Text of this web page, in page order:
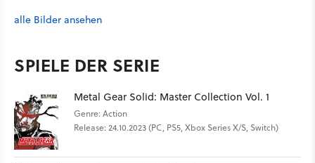
alle Bilder ansehen
SPIELE DER SERIE
Metal Gear Solid: Master Collection Vol. 1
Genre: Action
Release: 24.10.2023 (PC, PS5, Xbox Series X/S, Switch)